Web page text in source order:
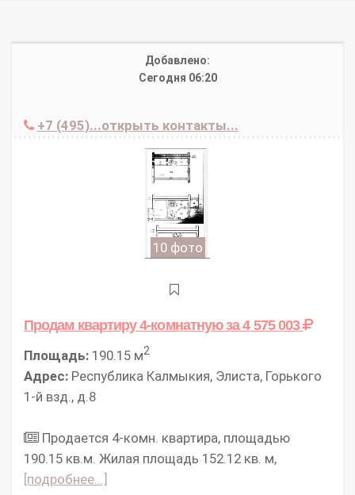
Добавлено:
Сегодня 06:20
+7 (495)...открыть контакты...
10 фото
Продам квартиру 4-комнатнуюза 4 575 003
Площадь: 190.15 м2
Адрес: Республика Калмыкия, Элиста, Горького
1-й взд., д.8
Продается 4-комн. квартира, площадью
190.15 кв.м. Жилая площадь 152.12 кв. м,
[подробнее...]